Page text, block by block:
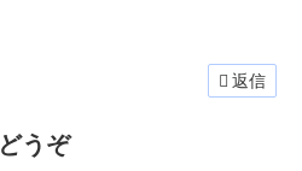
返信
うぞ